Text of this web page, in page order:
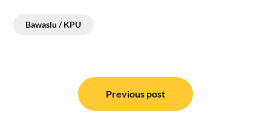
Bawaslu / KPU
Previous post